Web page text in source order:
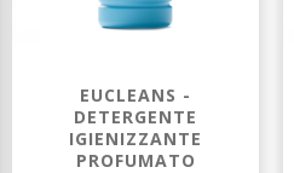
EUCLEANS -
DETERGENTE
IGIENIZZANTE
PROFUMATO